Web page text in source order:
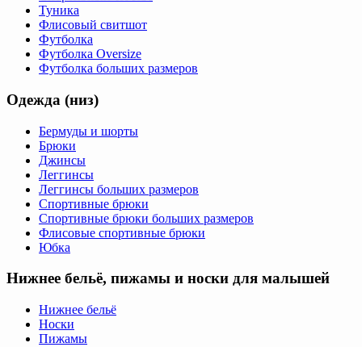
Туника
Флисовый свитшот
Футболка
Футболка Oversize
Футболка больших размеров
Одежда (низ)
Бермуды и шорты
Брюки
Джинсы
Леггинсы
Леггинсы больших размеров
Спортивные брюки
Спортивные брюки больших размеров
Флисовые спортивные брюки
Юбка
Нижнее бельё, пижамы и носки для малышей
Нижнее бельё
Носки
Пижамы